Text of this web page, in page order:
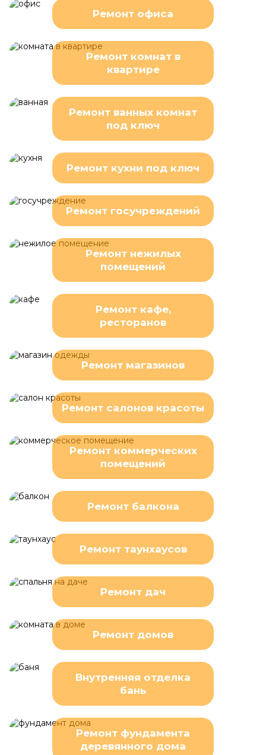
Ремонт офиса
Ремонт комнат в
квартире
Ремонт ванных комнат
под ключ
Ремонт кухни под ключ
Ремонт госучреждений
Ремонт нежилых
помещений
Ремонт кафе,
ресторанов
Ремонт магазинов
Ремонт салонов красоты
Ремонт коммерческих
помещений
Ремонт балкона
Ремонт таунхаусов
Ремонт дач
Ремонт домов
Внутренняя отделка
бань
Ремонт фундамента
деревянного дома